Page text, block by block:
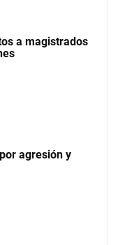
a magistrados
agresión y